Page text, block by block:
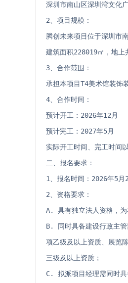
深圳市南山区深圳湾文化
2、项目规模：
腾创未来项目位于深圳市
建筑面积228019㎡，地上
3、合作范围：
承担本项目T4美术馆装饰
4、合作时间：
预计开工：2026年12月
预计完工：2027年5月
实际开工时间、完工时间
二、报名要求：
1、报名时间：2026年5月
2、资格要求：
A. 具有独立法人资格，
B. 同时具备建设行政主
项乙级及以上资质、展览
三级及以上资质；
C. 拟派项目经理需同时